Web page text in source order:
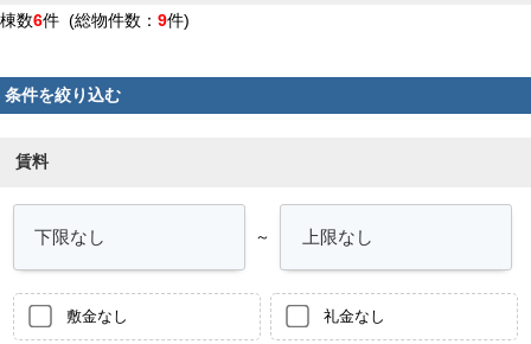
棟数6件 (総物件数： 9件)
条件を絞り込む
賃料
～
敷金なし 礼金なし